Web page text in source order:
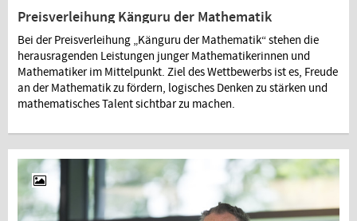
Preisverleihung Känguru der Mathematik
Bei der Preisverleihung „Känguru der Mathematik“ stehen die
herausragenden Leistungen junger Mathematikerinnen und
Mathematiker im Mittelpunkt. Ziel des Wettbewerbs ist es, Freude
an der Mathematik zu fördern, logisches Denken zu stärken und
mathematisches Talent sichtbar zu machen.